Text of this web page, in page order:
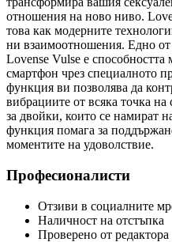
отношения на ново ниво.
това как модерните
ни взаимоотношения. Едно
Lovense Vulse е способността
смартфон чрез специалното
функция ви позволява да
вибрациите от всяка точка на
за двойки, които се намират
функция помага за
моментите на удоволствие.
Професионалисти
Отзиви в социалните
Наличност на отстъпка
Проверено от редактора